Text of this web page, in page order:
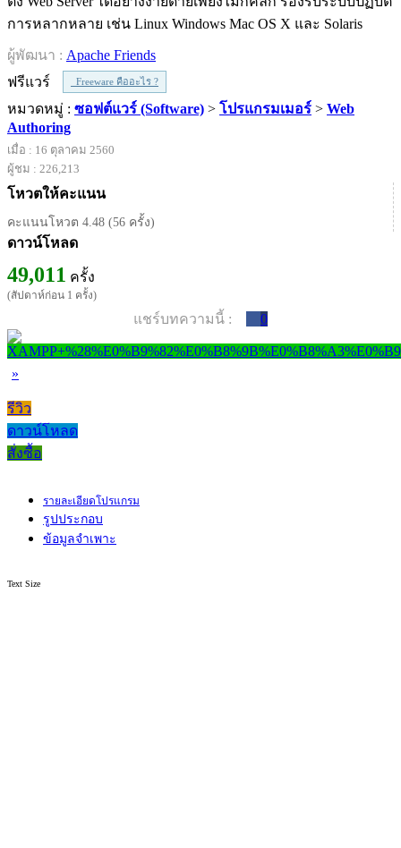
การหลากหลาย เช่น Linux Windows Mac OS X และ Solaris
ผู้พัฒนา : Apache Friends
ฟรีแวร์
Freeware คืออะไร ?
หมวดหมู่ : ซอฟต์แวร์ (Software) > โปรแกรมเมอร์ > Web
Authoring
เมื่อ : 16 ตุลาคม 2560
ผู้ชม : 226,213
โหวตให้คะแนน
คะแนนโหวต 4.48 (56 ครั้ง)
ดาวน์โหลด
49,011 ครั้ง
(สัปดาห์ก่อน 1 ครั้ง)
แชร์บทความนี้ : 0
»
รีวิว
ดาวน์โหลด
สั่งซื้อ
รายละเอียดโปรแกรม
รูปประกอบ
ข้อมูลจำเพาะ
Text Size